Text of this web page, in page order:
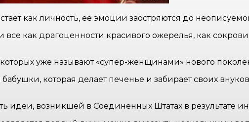
как личность, ее эмоции заостряются до
как драгоценности красивого ожерелья, как
уже называют «супер-женщинами» нового
которая делает печенье и забирает своих
идеи, возникшей в Соединенных Штатах в результате